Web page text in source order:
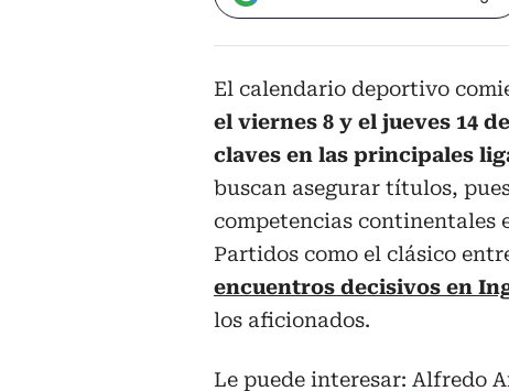
El calendario deportivo
el viernes 8 y el jueves 14
claves en las principales
buscan asegurar títulos,
competencias continentales
Partidos como el clásico
encuentros decisivos en
los aficionados.
Le puede interesar: Alfredo